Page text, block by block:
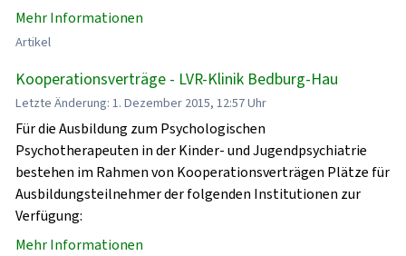
Mehr Informationen
Artikel
Kooperationsverträge - LVR-Klinik Bedburg-Hau
Letzte Änderung: 1. Dezember 2015, 12:57 Uhr
Für die Ausbildung zum Psychologischen
Psychotherapeuten in der Kinder- und Jugendpsychiatrie
bestehen im Rahmen von Kooperationsverträgen Plätze für
Ausbildungsteilnehmer der folgenden Institutionen zur
Verfügung:
Mehr Informationen